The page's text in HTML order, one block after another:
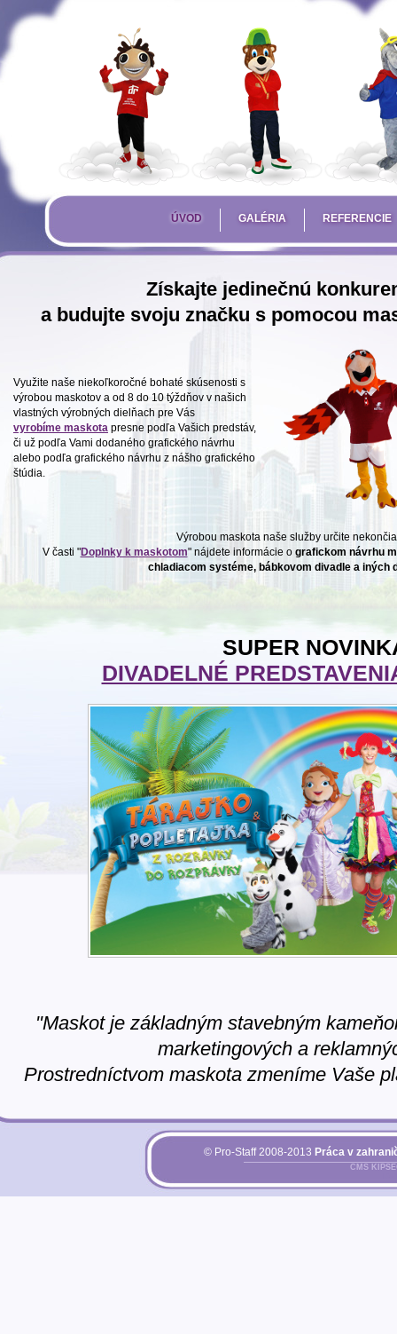
ÚVOD GALÉRIA REFERENCIE
Získajte jedinečnú
a budujte svoju značku s pomocou
Využite naše niekoľkoročné bohaté skúsenosti s
výrobou maskotov a od 8 do 10 týždňov v našich
vlastných výrobných dielňach pre Vás
vyrobíme maskota presne podľa Vašich predstáv,
či už podľa Vami dodaného grafického návrhu
alebo podľa grafického návrhu z nášho grafického
štúdia.
Výrobou maskota naše služby určite
V časti "Doplnky k maskotom" nájdete informácie o grafickom návrhu
chladiacom systéme, bábkovom divadle a iných
SUPER
DIVADELNÉ
"Maskot je základným stavebným
marketingových a
Prostredníctvom maskota zmeníme Vaše
© Pro-Staff 2008-2013 Práca v
CMS